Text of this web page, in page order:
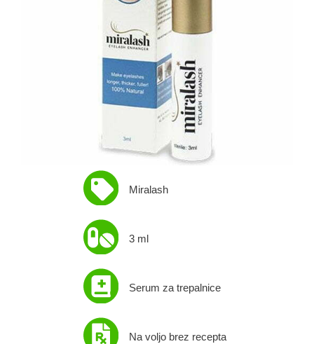
Miralash
3 ml
Serum za trepalnice
Na voljo brez recepta